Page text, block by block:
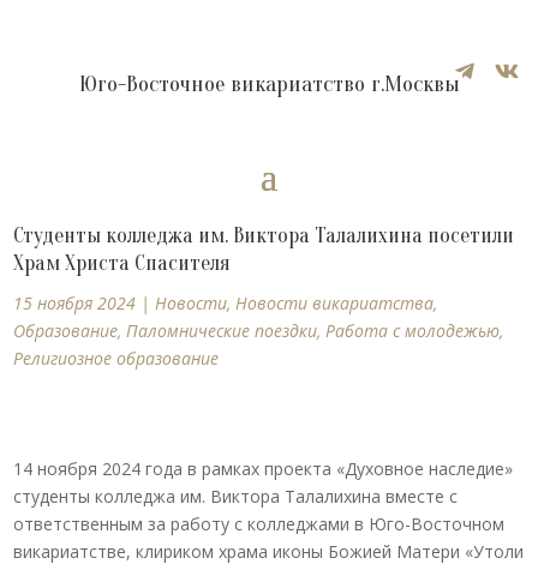
 
Юго-Восточное викариатство г.Москвы
Студенты колледжа им. Виктора Талалихина посетили
Храм Христа Спасителя
15 ноября 2024 |Новости,Новости викариатства,
Образование,Паломнические поездки,Работа с молодежью,
Религиозное образование
14 ноября 2024 года в рамках проекта «Духовное наследие»
студенты колледжа им. Виктора Талалихина вместе с
ответственным за работу с колледжами в Юго-Восточном
викариатстве, клириком храма иконы Божией Матери «Утоли